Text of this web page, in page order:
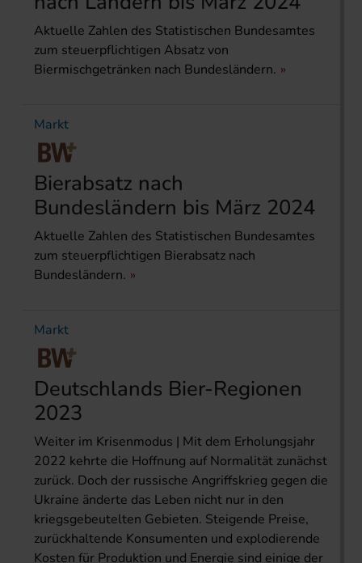
Aktuelle Zahlen des Statistischen Bundesamtes
zum steuerpflichtigen Absatz von
Biermischgetränken nach Bundesländern.
Markt
Bierabsatz nach
Bundesländern bis März 2024
Aktuelle Zahlen des Statistischen Bundesamtes
zum steuerpflichtigen Bierabsatz nach
Bundesländern.
Markt
Deutschlands Bier-Regionen
2023
Weiter im Krisenmodus | Mit dem Erholungsjahr
2022 kehrte die Hoffnung auf Normalität zunächst
zurück. Doch der russische Angriffskrieg gegen die
Ukraine änderte das Leben nicht nur in den
kriegsgebeutelten Gebieten. Steigende Preise,
zurückhaltende Konsumenten und explodierende
Kosten für Produktion und Energie sind einige der